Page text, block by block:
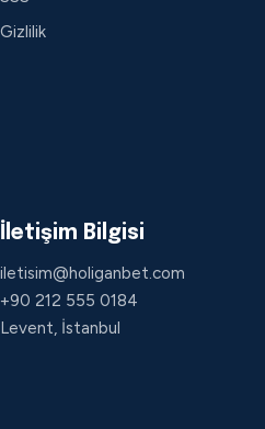
Gizlilik
İletişim Bilgisi
iletisim@holiganbet.com
+90 212 555 0184
Levent, İstanbul